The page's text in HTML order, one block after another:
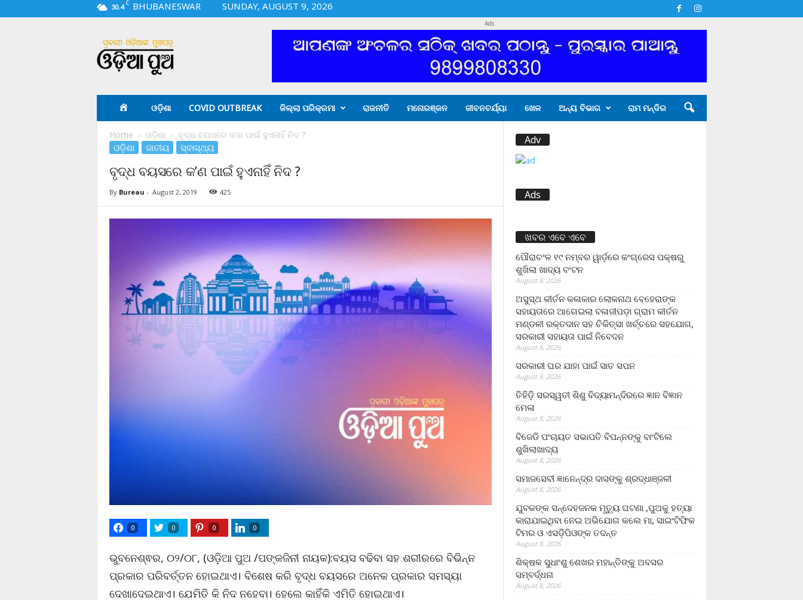
30.4 C BHUBANESWAR
SUNDAY, AUGUST 9, 2026
i
a
Ads
ଓଡ଼ିଶା COVID OUTBREAK ଜିଲ୍ଲା ପରିକ୍ରମା ରାଜନୀତି ମନୋରଞ୍ଜନ ଜୀବନଚର୍ଯ୍ୟା ଖେଳ ଅନ୍ୟ ବିଭାଗ ରାମ ମନ୍ଦିର
Home ଓଡ଼ିଶା ବୃଦ୍ଧ ବୟସରେ କ’ଣ ପାଇଁ ହୁଏନାହିଁ ନିଦ ?
ଓଡ଼ିଶା ଜାତୀୟ ସ୍ବାସ୍ଥ୍ୟ
ବୃଦ୍ଧ ବୟସରେ କ’ଣ ପାଇଁ ହୁଏନାହିଁ ନିଦ ?
By Bureau - August 2, 2019 425
0 0 0 0
ଭୁବନେଶ୍ଵର, ୦୨/୦୮, (ଓଡ଼ିଆ ପୁଅ /ପଙ୍କଜିନୀ ନାୟକ):ବୟସ ବଢିବା ସହ ଶରୀରରେ ବିଭିନ୍ନ
ପ୍ରକାର ପରିବର୍ତ୍ତନ ହୋଇଥାଏ। ବିଶେଷ କରି ବୃଦ୍ଧ ବୟସରେ ଅନେକ ପ୍ରକାର ସମସ୍ୟା
ଦେଖାଦେଇଥାଏ। ଯେମିତି କି ନିଦ ନହେବା। ହେଲେ କାହିଁକି ଏମିତି ହୋଇଥାଏ।
Adv
Ads
ଖବର ଏବେ ଏବେ
ପୌରାଚଂଳ ୧୯ ନମ୍ବର ୱାର୍ଡ଼ରେ କଂଗ୍ରେସ ପକ୍ଷରୁ
ଶୁଖିଲା ଖାଦ୍ୟ ବଂଟନ
August 8, 2026
ଅସୁସ୍ଥ କୀର୍ତନ କଳାକାର ଲୋକନାଥ ବେହେରାଙ୍କ
ସହାୟତାରେ ଆଗେଇଲା ବଳାଜୀପଡ଼ା ଗ୍ରାମ କୀର୍ତନ
ମଣ୍ଡଳୀ ରକ୍ତଦାନ ସହ ଚିକିତ୍ସା ଖର୍ଚ୍ଚରେ ସହଯୋଗ,
ସରକାରୀ ସହାୟତା ପାଇଁ ନିବେଦନ
August 8, 2026
ସରକାରୀ ଘର ଯାହା ପାଇଁ ସାତ ସପନ
August 8, 2026
ତିହିଡି଼ ସରସ୍ୱତୀ ଶିଶୁ ବିଦ୍ୟାମନ୍ଦିରରେ ଜ୍ଞାନ ବିଜ୍ଞାନ
ମେଳା
August 8, 2026
ବିଜେଡି ପଂଚାୟତ ସଭାପତି ବିପନ୍ନଙ୍କୁ ବାଂଟିଲେ
ଶୁଖିଲାଖାଦ୍ୟ
August 8, 2026
ସମାଜସେବୀ ଜ୍ଞାନେନ୍ଦ୍ର ଦାସଙ୍କୁ ଶ୍ରଦ୍ଧାଞ୍ଜଳୀ
August 8, 2026
ଯୁବକଙ୍କ ସନ୍ଦେହଜନକ ମୃତ୍ୟୁ ଘଟଣା ,ପୁଅକୁ ହତ୍ୟା
କାରାଯାଇଥିବା ନେଇ ଅଭିଯୋଗ କଲେ ମା, ସାଇଂଟିଫିକ
ଟିମର ଓ ଏସଡ଼ିପିଓଙ୍କ ତଦନ୍ତ
August 8, 2026
ଶିକ୍ଷକ ସୁଧାଂଶୁ ଶେଖର ମହାନ୍ତିଙ୍କୁ ଅବସର
ସମ୍ବର୍ଦ୍ଧନା
August 8, 2026